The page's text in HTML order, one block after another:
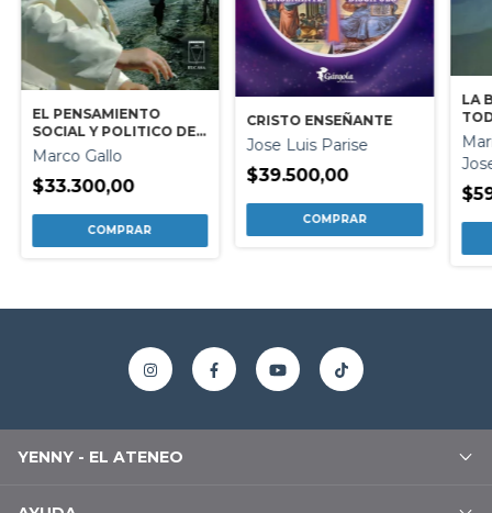
EL PENSAMIENTO
SOCIAL Y POLITICO DE
BERGOGLIO Y PAPA
FRANCISCO
Marco Gallo
$33.300,00
CRISTO ENSEÑANTE
Jose Luis Parise
$39.500,00
LA
YENNY - EL ATENEO